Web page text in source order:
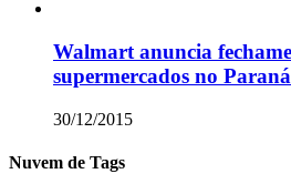
Walmart anuncia
supermercados no Paraná
30/12/2015
Nuvem de Tags